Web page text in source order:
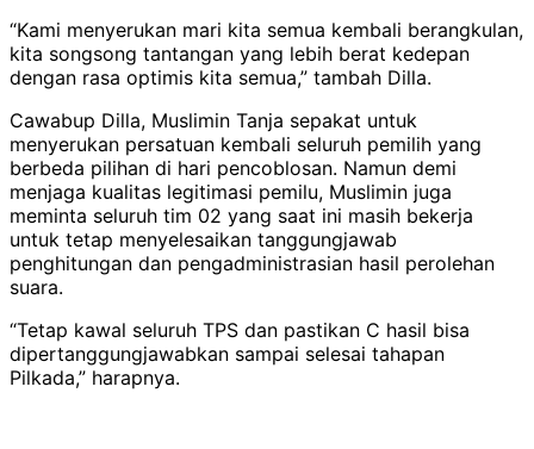
“Kami menyerukan mari kita semua kembali berangkulan,
kita songsong tantangan yang lebih berat kedepan
dengan rasa optimis kita semua,” tambah Dilla.
Cawabup Dilla, Muslimin Tanja sepakat untuk
menyerukan persatuan kembali seluruh pemilih yang
berbeda pilihan di hari pencoblosan. Namun demi
menjaga kualitas legitimasi pemilu, Muslimin juga
meminta seluruh tim 02 yang saat ini masih bekerja
untuk tetap menyelesaikan tanggungjawab
penghitungan dan pengadministrasian hasil perolehan
suara.
“Tetap kawal seluruh TPS dan pastikan C hasil bisa
dipertanggungjawabkan sampai selesai tahapan
Pilkada,” harapnya.